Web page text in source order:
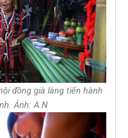
đồng già làng tiến hành
Ảnh: A.N